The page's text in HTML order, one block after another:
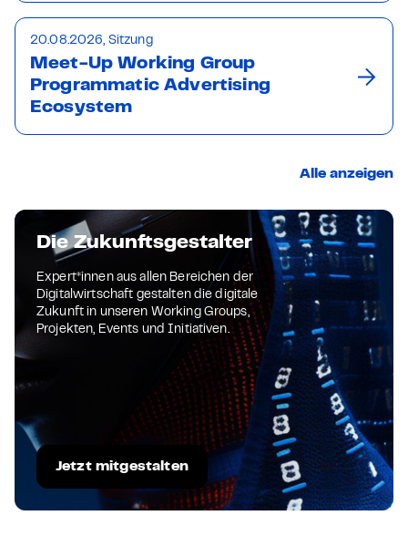
20.08.2026, Sitzung
Meet-Up Working Group
Programmatic Advertising
Ecosystem
Alle anzeigen
Die Zukunftsgestalter
Expert*innen aus allen Bereichen der
Digitalwirtschaft gestalten die digitale
Zukunft in unseren Working Groups,
Projekten, Events und Initiativen.
Jetzt mitgestalten